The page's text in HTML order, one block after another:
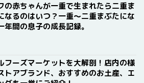
の赤ちゃんが一重で生まれたら二重ま
なるのはいつ？一重〜二重まぶたにな
年間の息子の成長記録。
フーズマーケットを大解剖！店内の様
トアブランド、おすすめのお土産、エ